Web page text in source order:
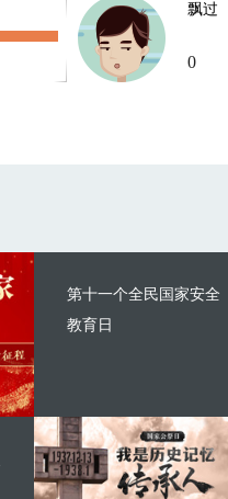
飘过
0
第十一个全民国家安全
教育日